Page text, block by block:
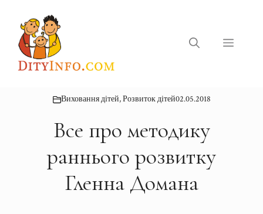
вмісту
Меню
Виховання дітей,Розвиток дітей02.05.2018
Все про методику
раннього розвитку
Гленна Домана